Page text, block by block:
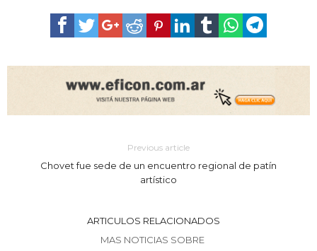
Previous article
Chovet fue sede de un encuentro regional de patín
artístico
ARTICULOS RELACIONADOS
MAS NOTICIAS SOBRE